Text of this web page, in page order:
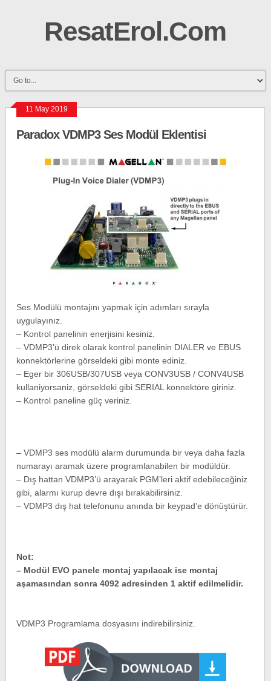
ResatErol.Com
11 May 2019
Paradox VDMP3 Ses Modül Eklentisi
Ses Modülü montajını yapmak için adımları sırayla
uygulayınız.
– Kontrol panelinin enerjisini kesiniz.
– VDMP3’ü direk olarak kontrol panelinin DIALER ve EBUS
konnektörlerine görseldeki gibi monte ediniz.
– Eger bir 306USB/307USB veya CONV3USB / CONV4USB
kullaniyorsaniz, görseldeki gibi SERIAL konnektöre giriniz.
– Kontrol paneline güç veriniz.
– VDMP3 ses modülü alarm durumunda bir veya daha fazla
numarayı aramak üzere programlanabilen bir modüldür.
– Dış hattan VDMP3’ü arayarak PGM’leri aktif edebileceğiniz
gibi, alarmı kurup devre dışı bırakabilirsiniz.
– VDMP3 dış hat telefonunu anında bir keypad’e dönüştürür.
Not:
– Modül EVO panele montaj yapılacak ise montaj
aşamasından sonra 4092 adresinden 1 aktif edilmelidir.
VDMP3 Programlama dosyasını indirebilirsiniz.